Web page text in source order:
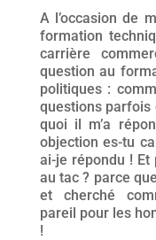
A l’occasion de
formation
carrière
question au
politiques :
questions parfois
quoi il m’a
objection es-tu
ai-je répondu ! Et
au tac ? parce
et cherché
pareil pour les
!